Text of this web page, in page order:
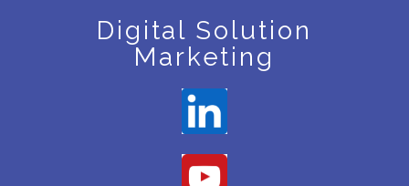
Digital Solution
Marketing